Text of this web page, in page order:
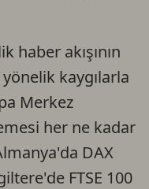
haber akışının
kaygılarla
Merkez
her ne kadar
DAX
FTSE 100